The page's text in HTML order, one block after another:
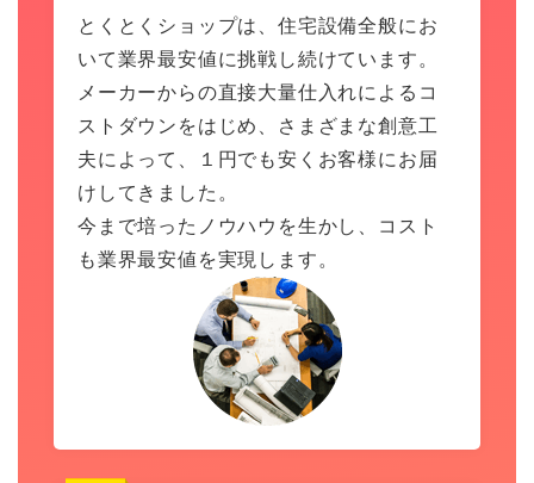
とくとくショップは、住宅設備全般にお
いて業界最安値に挑戦し続けています。
メーカーからの直接大量仕入れによるコ
ストダウンをはじめ、さまざまな創意工
夫によって、１円でも安くお客様にお届
けしてきました。
今まで培ったノウハウを生かし、コスト
も業界最安値を実現します。